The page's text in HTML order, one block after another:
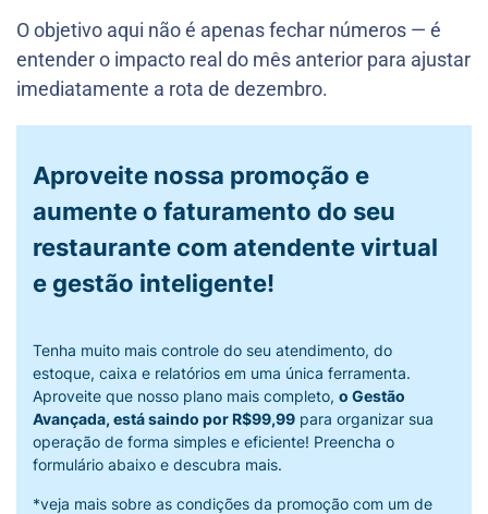
O objetivo aqui não é apenas fechar números — é
entender o impacto real do mês anterior para ajustar
imediatamente a rota de dezembro.
Aproveite nossa promoção e
aumente o faturamento do seu
restaurante com atendente virtual
e gestão inteligente!
Tenha muito mais controle do seu atendimento, do
estoque, caixa e relatórios em uma única ferramenta.
Aproveite que nosso plano mais completo, o Gestão
Avançada, está saindo por R$99,99 para organizar sua
operação de forma simples e eficiente! Preencha o
formulário abaixo e descubra mais.
*veja mais sobre as condições da promoção com um de